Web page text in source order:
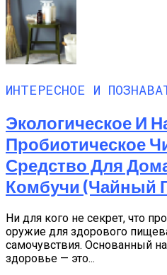
ИНТЕРЕСНОЕ И
Экологическое И
Пробиотическое
Средство Для
Комбучи (чайный
Ни для кого не секрет, что
оружие для здорового
самочувствия. Основанный
здоровье — это...